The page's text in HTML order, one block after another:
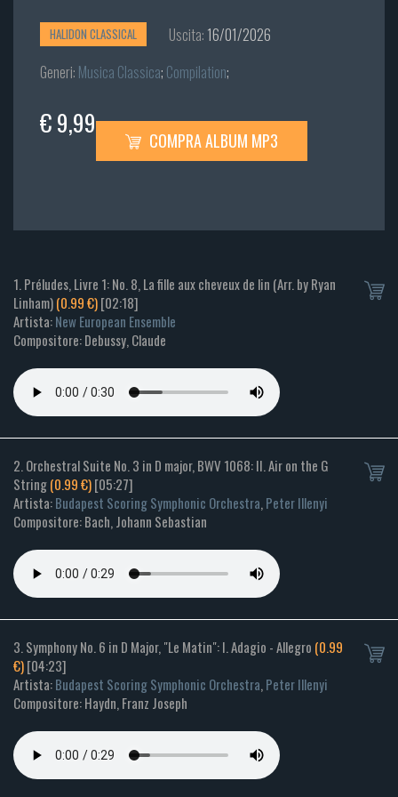
HALIDON CLASSICAL Uscita: 16/01/2026
Generi: Musica Classica; Compilation;
€ 9,99
COMPRA ALBUM MP3
1. Préludes, Livre 1: No. 8, La fille aux cheveux de lin (Arr. by Ryan
Linham)(0.99 €)[02:18]
Artista:New European Ensemble
Compositore: Debussy, Claude
2. Orchestral Suite No. 3 in D major, BWV 1068: II. Air on the G
String(0.99 €)[05:27]
Artista:Budapest Scoring Symphonic Orchestra,Peter Illenyi
Compositore: Bach, Johann Sebastian
3. Symphony No. 6 in D Major, "Le Matin": I. Adagio - Allegro (0.99
€)[04:23]
Artista:Budapest Scoring Symphonic Orchestra,Peter Illenyi
Compositore: Haydn, Franz Joseph